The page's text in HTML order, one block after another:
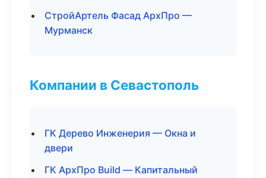
СтройАртель Фасад АрхПро —
Мурманск
Компании в Севастополь
ГК Дерево Инженерия — Окна и
двери
ГК АрхПро Build — Капитальный